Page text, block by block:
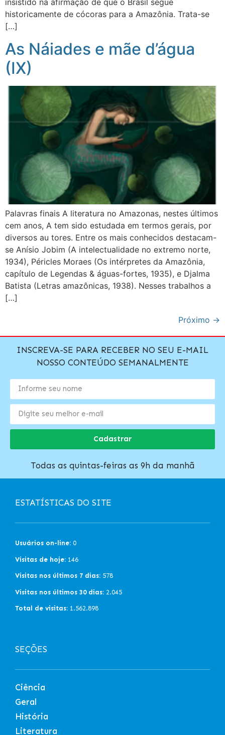
insistido na afirmação de que o Brasil segue
historicamente de cócoras para a Amazônia. Trata-se
[…]
As Náiades e mãe d’água
(IX)
Palavras finais A literatura no Amazonas, nestes últimos
cem anos, A tem sido estudada em termos gerais, por
diversos au tores. Entre os mais conhecidos destacam-
se Anísio Jobim (A intelectualidade no extremo norte,
1934), Péricles Moraes (Os intérpretes da Amazônia,
capítulo de Legendas & águas-fortes, 1935), e Djalma
Batista (Letras amazônicas, 1938). Nesses trabalhos a
[…]
Próximo →
INSCREVA-SE PARA RECEBER NO SEU E-MAIL
NOSSO CONTEÚDO SEMANALMENTE
Cadastrar
Todas as quintas-feiras as 9h da manhã
ESTATÍSTICAS DO SITE
Usuários on-line: 0
Visitas de hoje: 146
Visitas nos últimos 7 dias: 578
Visitas nos últimos 30 dias: 2.045
Total de visitas: 1.562.898
SEÇÕES
Ciência
Geral
História
Literatura